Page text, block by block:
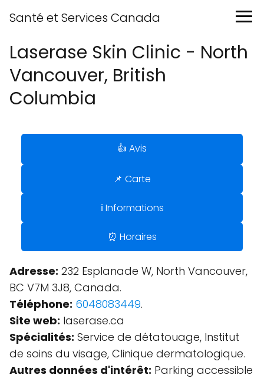
Santé et Services Canada
Laserase Skin Clinic - North
Vancouver, British
Columbia
👍 Avis
📌 Carte
ℹ️ Informations
⏰ Horaires
Adresse: 232 Esplanade W, North Vancouver,
BC V7M 3J8, Canada.
Téléphone: 6048083449.
Site web: laserase.ca
Spécialités: Service de détatouage, Institut
de soins du visage, Clinique dermatologique.
Autres données d'intérêt: Parking accessible